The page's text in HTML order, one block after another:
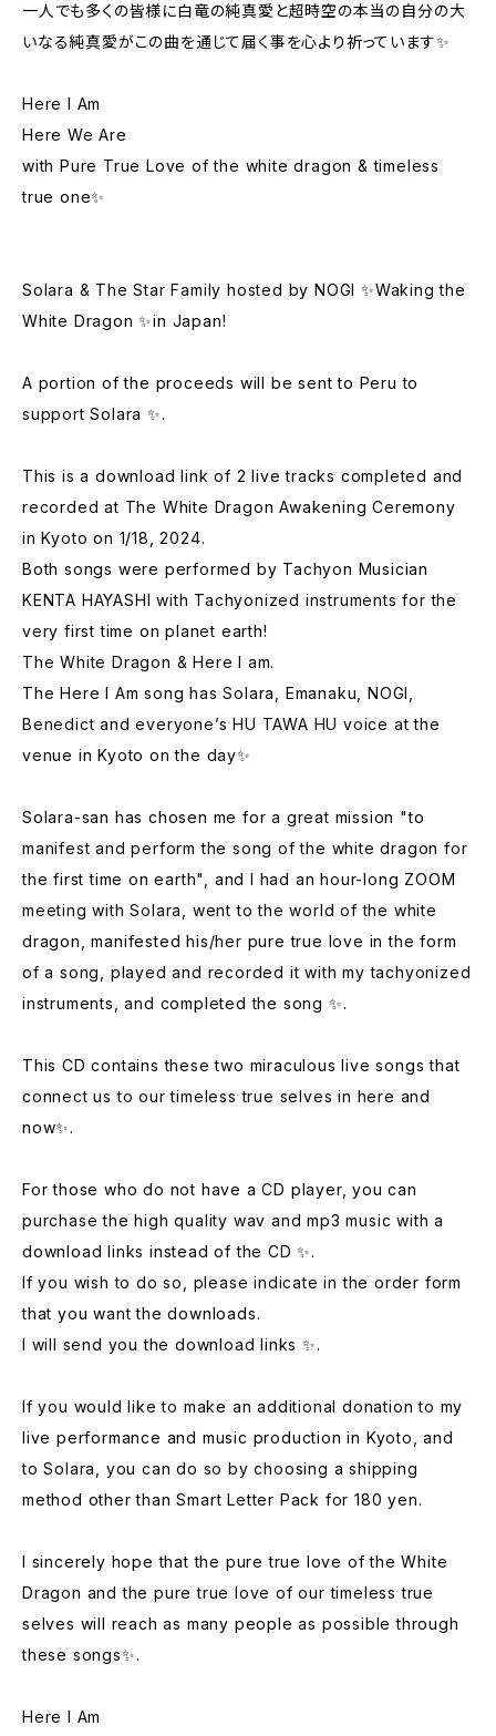
一人でも多くの皆様に白竜の純真愛と超時空の本当の自分の大
いなる純真愛がこの曲を通じて届く事を心より祈っています✨
Here I Am
Here We Are
with Pure True Love of the white dragon & timeless
true one✨
Solara & The Star Family hosted by NOGI ✨Waking the
White Dragon ✨in Japan!
A portion of the proceeds will be sent to Peru to
support Solara ✨.
This is a download link of 2 live tracks completed and
recorded at The White Dragon Awakening Ceremony
in Kyoto on 1/18, 2024.
Both songs were performed by Tachyon Musician
KENTA HAYASHI with Tachyonized instruments for the
very first time on planet earth!
The White Dragon & Here I am.
The Here I Am song has Solara, Emanaku, NOGI,
Benedict and everyone’s HU TAWA HU voice at the
venue in Kyoto on the day✨
Solara-san has chosen me for a great mission "to
manifest and perform the song of the white dragon for
the first time on earth", and I had an hour-long ZOOM
meeting with Solara, went to the world of the white
dragon, manifested his/her pure true love in the form
of a song, played and recorded it with my tachyonized
instruments, and completed the song ✨.
This CD contains these two miraculous live songs that
connect us to our timeless true selves in here and
now✨.
For those who do not have a CD player, you can
purchase the high quality wav and mp3 music with a
download links instead of the CD ✨.
If you wish to do so, please indicate in the order form
that you want the downloads.
I will send you the download links ✨.
If you would like to make an additional donation to my
live performance and music production in Kyoto, and
to Solara, you can do so by choosing a shipping
method other than Smart Letter Pack for 180 yen.
I sincerely hope that the pure true love of the White
Dragon and the pure true love of our timeless true
selves will reach as many people as possible through
these songs✨.
Here I Am